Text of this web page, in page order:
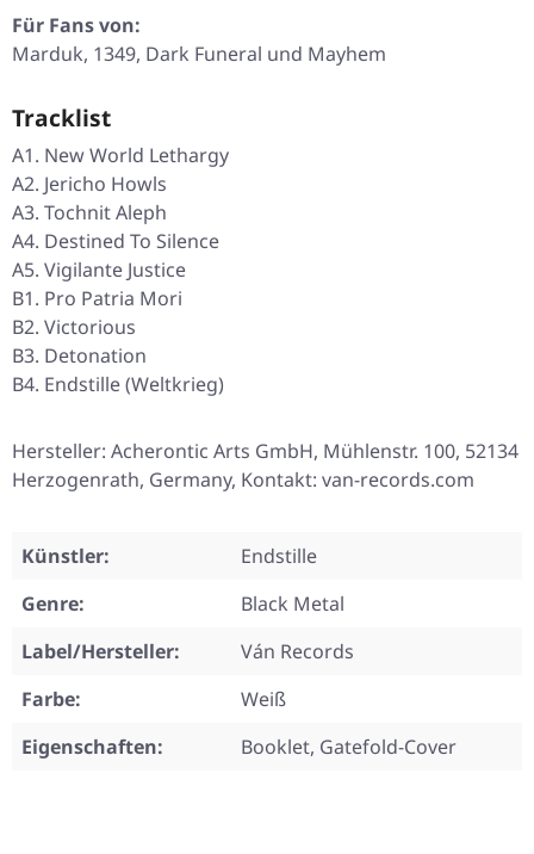
Für Fans von:
Marduk, 1349, Dark Funeral und Mayhem
Tracklist
A1. New World Lethargy
A2. Jericho Howls
A3. Tochnit Aleph
A4. Destined To Silence
A5. Vigilante Justice
B1. Pro Patria Mori
B2. Victorious
B3. Detonation
B4. Endstille (Weltkrieg)
Hersteller: Acherontic Arts GmbH, Mühlenstr. 100, 52134
Herzogenrath, Germany, Kontakt: van-records.com
Künstler:
Endstille
Genre:
Black Metal
Label/Hersteller:
Ván Records
Farbe:
Weiß
Eigenschaften:
Booklet, Gatefold-Cover